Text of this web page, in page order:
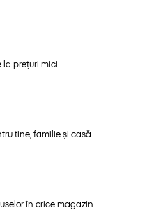
prețuri mici.
tine, familie și casă.
în orice magazin.